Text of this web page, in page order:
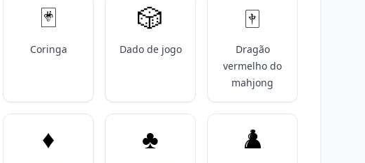
🃏
Coringa
🎲
Dado de jogo
🀄️
Dragão
vermelho do
mahjong
♦️ ♣️ ♟️